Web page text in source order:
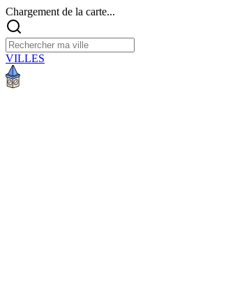
Chargement de la carte...
VILLES